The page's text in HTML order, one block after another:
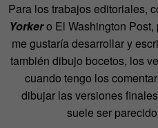
Para los trabajos editoriales,
Yorkero El Washington
me gustaría desarrollar y
también dibujo bocetos, los
cuando tengo los
dibujar las versiones
suele ser